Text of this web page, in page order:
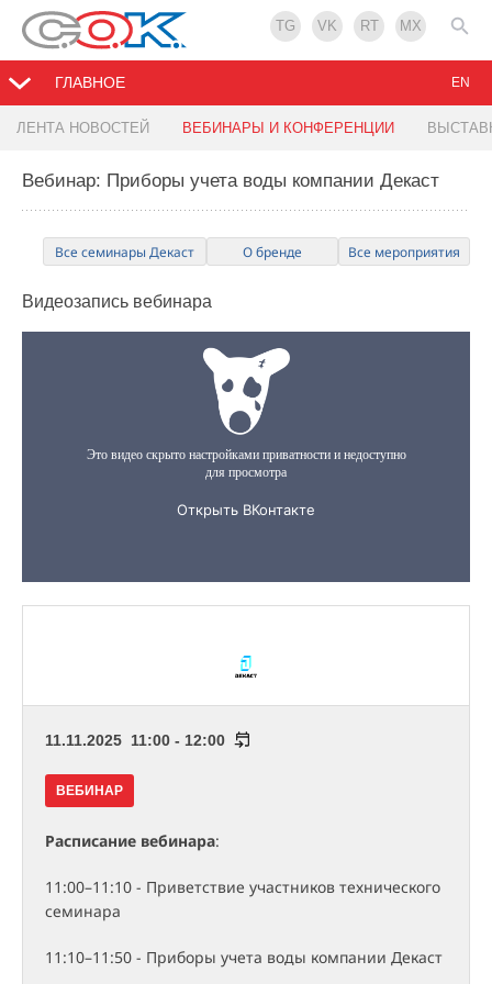
TG VK RT MX
ГЛАВНОЕ
ЛЕНТА НОВОСТЕЙ ВЕБИНАРЫ И КОНФЕРЕНЦИИ
EN
Вебинар: Приборы учета воды компании Декаст
Все семинары Декаст О бренде Все мероприятия
Видеозапись вебинара
11.11.2025 11:00 - 12:00
ВЕБИНАР
Расписание вебинара:
11:00–11:10 - Приветствие участников технического
семинара
11:10–11:50 - Приборы учета воды компании Декаст